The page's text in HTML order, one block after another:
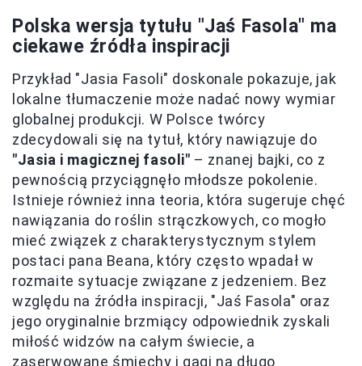
Polska wersja tytułu "Jaś Fasola" ma
ciekawe źródła inspiracji
Przykład "Jasia Fasoli" doskonale pokazuje, jak
lokalne tłumaczenie może nadać nowy wymiar
globalnej produkcji. W Polsce twórcy
zdecydowali się na tytuł, który nawiązuje do
"Jasia i magicznej fasoli" – znanej bajki, co z
pewnością przyciągnęło młodsze pokolenie.
Istnieje również inna teoria, która sugeruje chęć
nawiązania do roślin strączkowych, co mogło
mieć związek z charakterystycznym stylem
postaci pana Beana, który często wpadał w
rozmaite sytuacje związane z jedzeniem. Bez
względu na źródła inspiracji, "Jaś Fasola" oraz
jego oryginalnie brzmiący odpowiednik zyskali
miłość widzów na całym świecie, a
zaserwowane śmiechy i gagi na długo